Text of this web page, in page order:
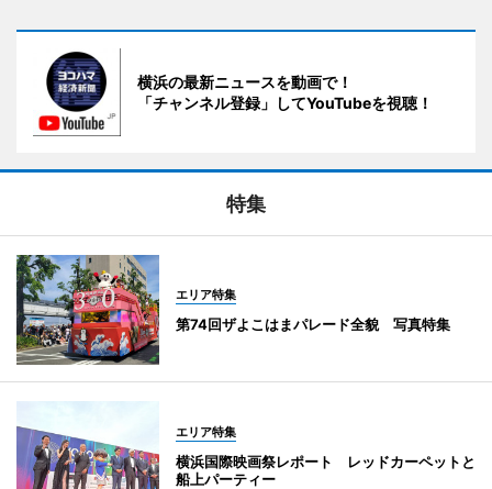
横浜の最新ニュースを動画で！
「チャンネル登録」してYouTubeを視聴！
特集
エリア特集
第74回ザよこはまパレード全貌 写真特集
エリア特集
横浜国際映画祭レポート レッドカーペットと
船上パーティー